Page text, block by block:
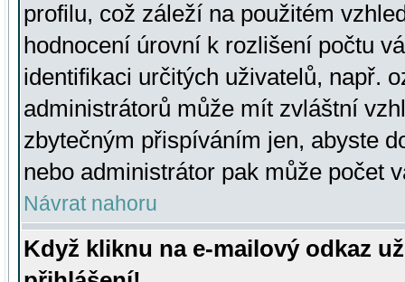
profilu, což záleží na použitém
hodnocení úrovní k rozlišení počtu
identifikaci určitých uživatelů, např.
administrátorů může mít zvláštní
zbytečným přispíváním jen, abyste
nebo administrátor pak může počet
Návrat nahoru
Když kliknu na e-mailový odkaz